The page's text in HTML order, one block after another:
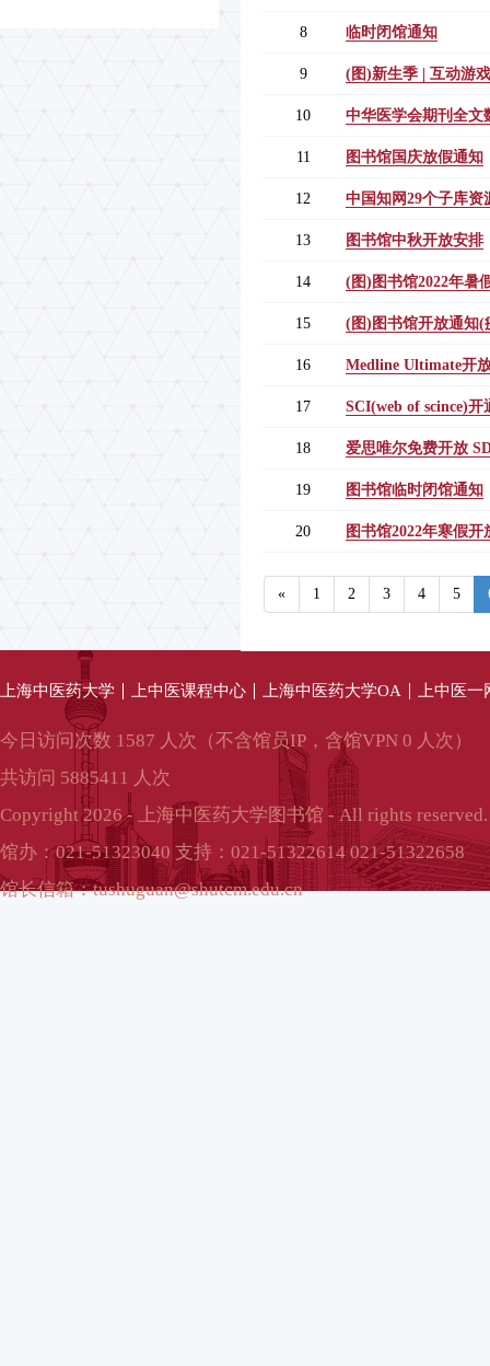
8 临时闭馆通知
9 (图)新生季 | 互动游
10 中华医学会期刊全文
11 图书馆国庆放假通知
12 中国知网29个子库资
13 图书馆中秋开放安排
14 (图)图书馆2022年暑
15 (图)图书馆开放通知(
16 Medline Ultimate开
17 SCI(web of scince)开
18 爱思唯尔免费开放
19 图书馆临时闭馆通知
20 图书馆2022年寒假开
« 1 2 3 4 5
上海中医药大学 上中医课程中心 上海中医药大学OA 上中医
今日访问次数 1587 人次（不含馆员IP，含馆VPN 0 人次）
共访问 5885411 人次
Copyright 2026 - 上海中医药大学图书馆 - All rights reserved.
馆办：021-51323040 支持：021-51322614 021-51322658
馆长信箱：tushuguan@shutcm.edu.cn